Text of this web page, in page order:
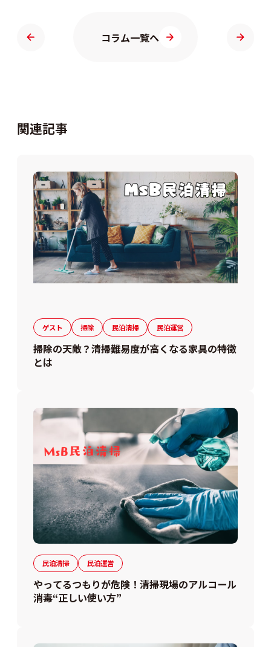
コラム一覧へ
関連記事
ゲスト 掃除 民泊清掃 民泊運営
掃除の天敵？清掃難易度が高くなる家具の特徴
とは
民泊清掃 民泊運営
やってるつもりが危険！清掃現場のアルコール
消毒“正しい使い方”